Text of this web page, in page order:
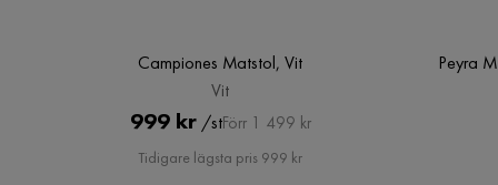
Campiones Matstol, Vit
Vit
Pris
999 kr /stOriginal
Pris
Förr 1 499 kr
Tidigare lägsta pris 999 kr
Peyra